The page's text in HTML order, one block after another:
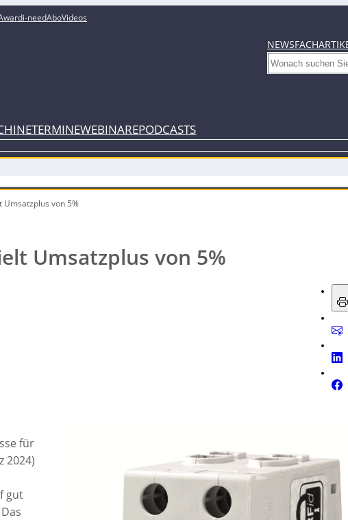
i-needAboVideos
NEWS
Search
TERMINEWEBINAREPODCASTS
von 5%
Umsatzplus von 5%
für
2024)
gut